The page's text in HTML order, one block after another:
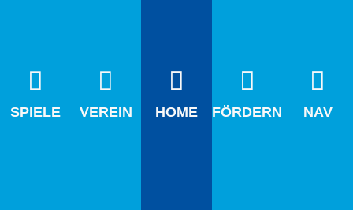
SPIELE VEREIN HOME FÖRDERN NAV